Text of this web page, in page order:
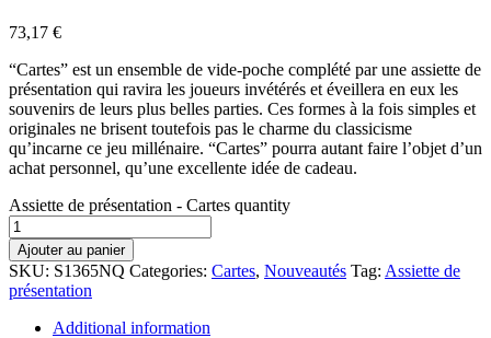
73,17 €
“Cartes” est un ensemble de vide-poche complété par une assiette de
présentation qui ravira les joueurs invétérés et éveillera en eux les
souvenirs de leurs plus belles parties. Ces formes à la fois simples et
originales ne brisent toutefois pas le charme du classicisme
qu’incarne ce jeu millénaire. “Cartes” pourra autant faire l’objet d’un
achat personnel, qu’une excellente idée de cadeau.
Assiette de présentation - Cartes quantity
Ajouter au panier
SKU: S1365NQ Categories: Cartes, Nouveautés Tag: Assiette de
présentation
Additional information